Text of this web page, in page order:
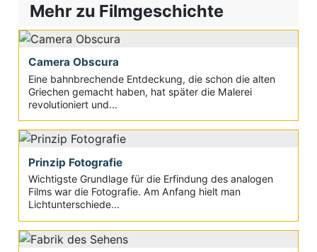
Mehr zu Filmgeschichte
Camera Obscura
Eine bahnbrechende Entdeckung, die schon die alten
Griechen gemacht haben, hat später die Malerei
revolutioniert und...
Prinzip Fotografie
Wichtigste Grundlage für die Erfindung des analogen
Films war die Fotografie. Am Anfang hielt man
Lichtunterschiede...